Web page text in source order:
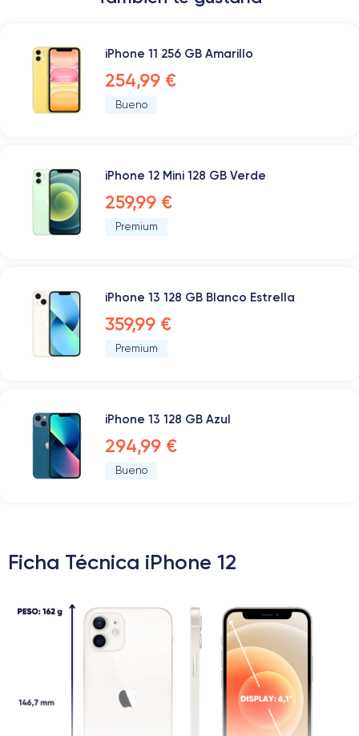
iPhone 11 256 GB Amarillo
254,99 €
Bueno
iPhone 12 Mini 128 GB Verde
259,99 €
Premium
iPhone 13 128 GB Blanco Estrella
359,99 €
Premium
iPhone 13 128 GB Azul
294,99 €
Bueno
Ficha Técnica iPhone 12